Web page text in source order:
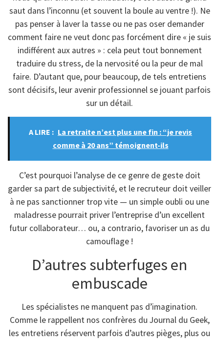
saut dans l’inconnu (et souvent la boule au ventre !). Ne
pas penser à laver la tasse ou ne pas oser demander
comment faire ne veut donc pas forcément dire « je suis
indifférent aux autres » : cela peut tout bonnement
traduire du stress, de la nervosité ou la peur de mal
faire. D’autant que, pour beaucoup, de tels entretiens
sont décisifs, leur avenir professionnel se jouant parfois
sur un détail.
A LIRE : La retraite n’est plus une fin : “je revis
comme à 20 ans” témoignent-ils
C’est pourquoi l’analyse de ce genre de geste doit
garder sa part de subjectivité, et le recruteur doit veiller
à ne pas sanctionner trop vite — un simple oubli ou une
maladresse pourrait priver l’entreprise d’un excellent
futur collaborateur… ou, a contrario, favoriser un as du
camouflage !
D’autres subterfuges en
embuscade
Les spécialistes ne manquent pas d’imagination.
Comme le rappellent nos confrères du Journal du Geek,
les entretiens réservent parfois d’autres pièges, plus ou